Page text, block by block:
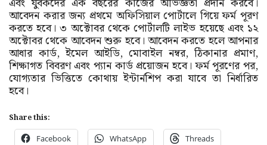
আবেদন করার জন্য প্রথমে অফিসিয়াল পোর্টালে গিয়ে ফর্ম পূরণ
করতে হবে। ৩ অক্টোবর থেকে পোর্টালটি লাইভ হয়েছে এবং ১২
অক্টোবর থেকে আবেদন শুরু হবে। আবেদন করতে হলে আপনার
আধার কার্ড, ইমেল আইডি, মোবাইল নম্বর, ঠিকানার প্রমাণ,
শিক্ষাগত বিবরণ এবং প্যান কার্ড প্রয়োজন হবে। ফর্ম পূরণের পর,
যোগ্যতার ভিত্তিতে কোথায় ইন্টার্নশিপ করা যাবে তা নির্ধারিত
হবে।
Share this:
Facebook WhatsApp Threads